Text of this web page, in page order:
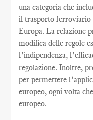
una categoria che
il trasporto ferroviario
Europa. La relazione
modifica delle regole
l’indipendenza,
regolazione. Inoltre,
per permettere
europeo, ogni volta
europeo.